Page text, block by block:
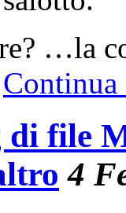
…la
file
4